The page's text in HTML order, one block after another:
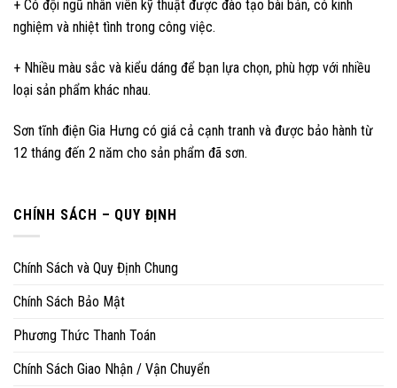
+ Có đội ngũ nhân viên kỹ thuật được đào tạo bài bản, có kinh
nghiệm và nhiệt tình trong công việc.
+ Nhiều màu sắc và kiểu dáng để bạn lựa chọn, phù hợp với nhiều
loại sản phẩm khác nhau.
Sơn tĩnh điện Gia Hưng có giá cả cạnh tranh và được bảo hành từ
12 tháng đến 2 năm cho sản phẩm đã sơn.
CHÍNH SÁCH – QUY ĐỊNH
Chính Sách và Quy Định Chung
Chính Sách Bảo Mật
Phương Thức Thanh Toán
Chính Sách Giao Nhận / Vận Chuyển